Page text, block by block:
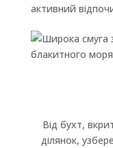
активний
Від бухт,
ділянок,